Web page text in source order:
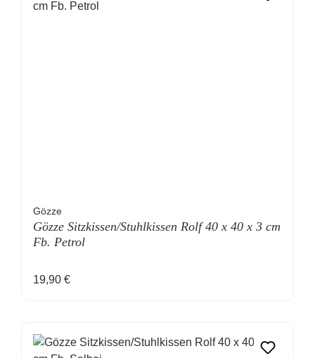
Gözze
Gözze Sitzkissen/Stuhlkissen Rolf 40 x 40 x 3 cm
Fb. Petrol
Regulärer Preis:
19,90 €